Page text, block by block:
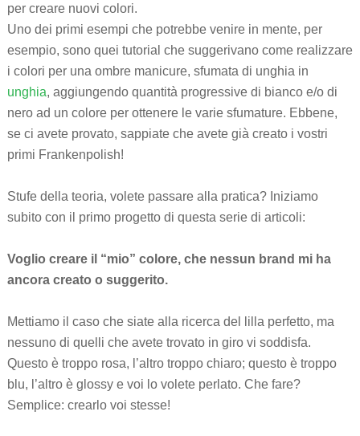
per creare nuovi colori.
Uno dei primi esempi che potrebbe venire in mente, per
esempio, sono quei tutorial che suggerivano come realizzare
i colori per una ombre manicure, sfumata di unghia in
unghia, aggiungendo quantità progressive di bianco e/o di
nero ad un colore per ottenere le varie sfumature. Ebbene,
se ci avete provato, sappiate che avete già creato i vostri
primi Frankenpolish!
Stufe della teoria, volete passare alla pratica? Iniziamo
subito con il primo progetto di questa serie di articoli:
Voglio creare il “mio” colore, che nessun brand mi ha
ancora creato o suggerito.
Mettiamo il caso che siate alla ricerca del lilla perfetto, ma
nessuno di quelli che avete trovato in giro vi soddisfa.
Questo è troppo rosa, l’altro troppo chiaro; questo è troppo
blu, l’altro è glossy e voi lo volete perlato. Che fare?
Semplice: crearlo voi stesse!